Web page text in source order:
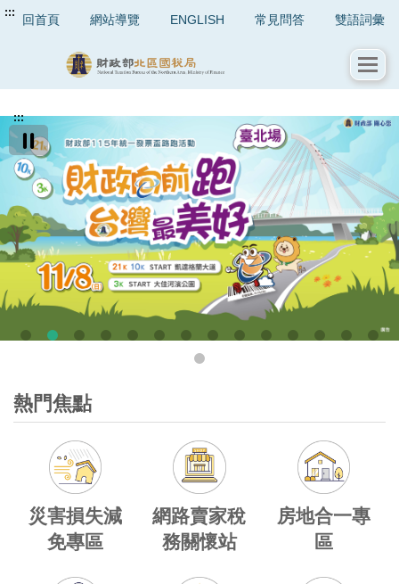
::: 回首頁 網站導覽 ENGLISH 常見問答 雙語詞彙
:::
熱門焦點
災害損失減
免專區
網路賣家稅
務關懷站
房地合一專
區